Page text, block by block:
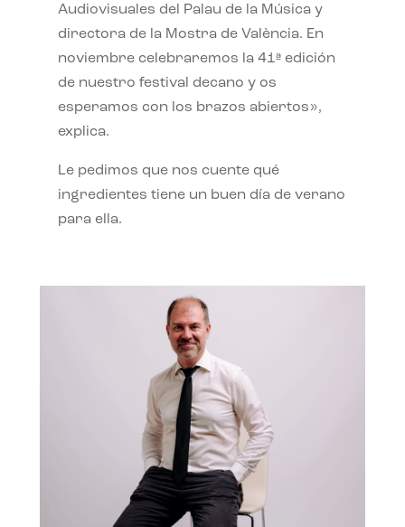
Audiovisuales del Palau de la Música y
directora de la Mostra de València. En
noviembre celebraremos la 41ª edición
de nuestro festival decano y os
esperamos con los brazos abiertos»,
explica.
Le pedimos que nos cuente qué
ingredientes tiene un buen día de verano
para ella.